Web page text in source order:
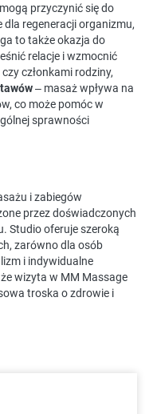
przyczynić się do
regeneracji organizmu,
to także okazja do
relacje i wzmocnić
członkami rodziny,
– masaż wpływa na
co może pomóc w
sprawności
i zabiegów
przez doświadczonych
Studio oferuje szeroką
zarówno dla osób
i indywidualne
wizyta w MM Massage
troska o zdrowie i